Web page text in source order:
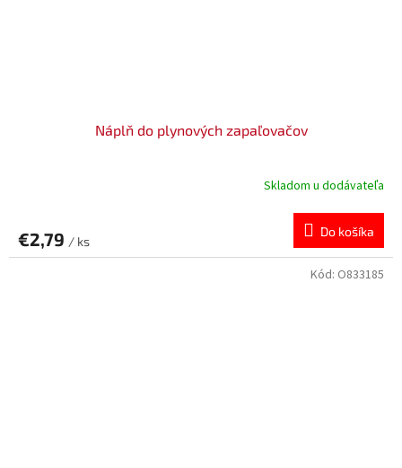
Náplň do plynových zapaľovačov
Skladom u dodávateľa
€2,79 / ks
Do košíka
Kód: O833185